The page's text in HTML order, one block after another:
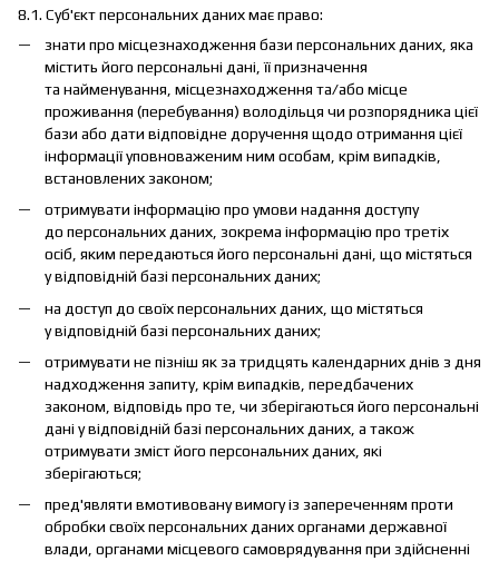
8.1. Суб'єкт персональних даних має право:
знати про місцезнаходження бази персональних даних, яка
містить його персональні дані, її призначення
та найменування, місцезнаходження та/або місце
проживання (перебування) володільця чи розпорядника цієї
бази або дати відповідне доручення щодо отримання цієї
інформації уповноваженим ним особам, крім випадків,
встановлених законом;
отримувати інформацію про умови надання доступу
до персональних даних, зокрема інформацію про третіх
осіб, яким передаються його персональні дані, що містяться
у відповідній базі персональних даних;
на доступ до своїх персональних даних, що містяться
у відповідній базі персональних даних;
отримувати не пізніш як за тридцять календарних днів з дня
надходження запиту, крім випадків, передбачених
законом, відповідь про те, чи зберігаються його персональні
дані у відповідній базі персональних даних, а також
отримувати зміст його персональних даних, які
зберігаються;
пред'являти вмотивовану вимогу із запереченням проти
обробки своїх персональних даних органами державної
влади, органами місцевого самоврядування при здійсненні